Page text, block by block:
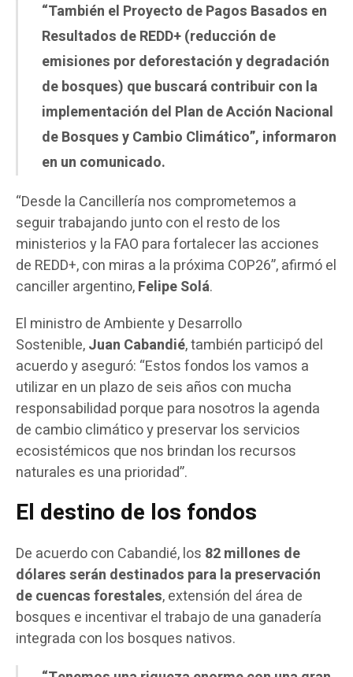
“También el Proyecto de Pagos Basados en
Resultados de REDD+ (reducción de
emisiones por deforestación y degradación
de bosques) que buscará contribuir con la
implementación del Plan de Acción Nacional
de Bosques y Cambio Climático”, informaron
en un comunicado.
“Desde la Cancillería nos comprometemos a
seguir trabajando junto con el resto de los
ministerios y la FAO para fortalecer las acciones
de REDD+, con miras a la próxima COP26”, afirmó el
canciller argentino,Felipe Solá.
El ministro de Ambiente y Desarrollo
Sostenible,Juan Cabandié, también participó del
acuerdo y aseguró: “Estos fondos los vamos a
utilizar en un plazo de seis años con mucha
responsabilidad porque para nosotros la agenda
de cambio climático y preservar los servicios
ecosistémicos que nos brindan los recursos
naturales es una prioridad”.
El destino de los fondos
De acuerdo con Cabandié, los 82 millones de
dólares serán destinados para la preservación
de cuencas forestales, extensión del área de
bosques e incentivar el trabajo de una ganadería
integrada con los bosques nativos.